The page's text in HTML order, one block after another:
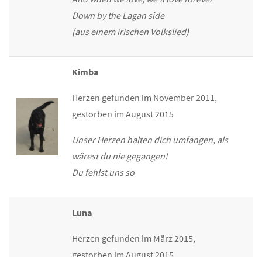
Down by the Lagan side
(aus einem irischen Volkslied)
Kimba
Herzen gefunden im November 2011,
gestorben im August 2015
Unser Herzen halten dich umfangen, als
wärest du nie gegangen!
Du fehlst uns so
Luna
Herzen gefunden im März 2015,